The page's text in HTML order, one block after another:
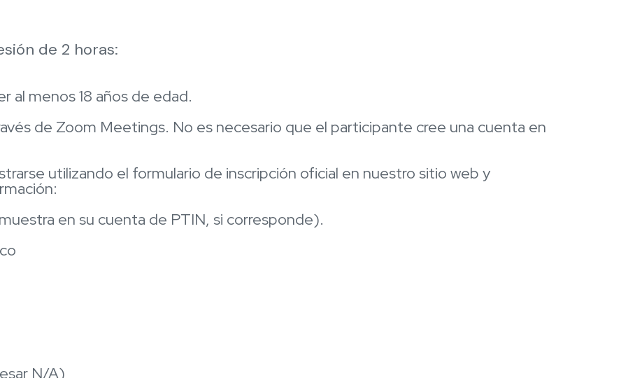
de 2 horas:
al menos 18 años de edad.
de Zoom Meetings. No es necesario que el participante cree una cuenta en
utilizando el formulario de inscripción oficial en nuestro sitio web y
en su cuenta de PTIN, si corresponde).
N/A)